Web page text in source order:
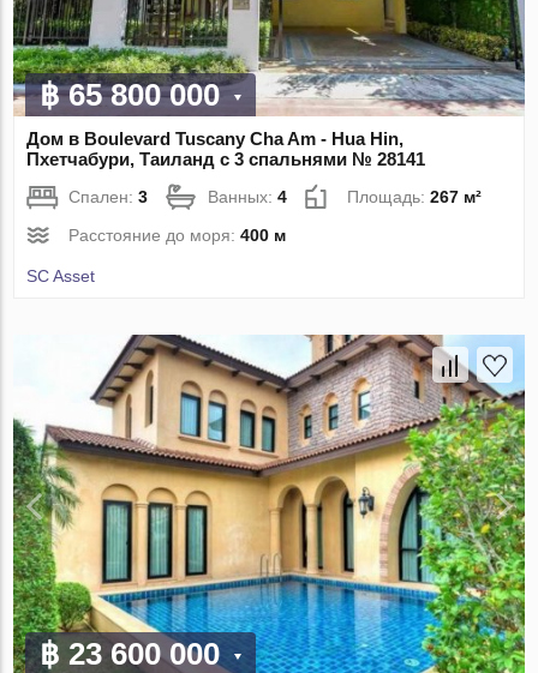
฿ 65 800 000
Дом в Boulevard Tuscany Cha Am - Hua Hin,
Пхетчабури, Таиланд с 3 спальнями № 28141
Спален:3 Ванных:4 Площадь:267 м²
Расстояние до моря:400 м
SC Asset
฿ 23 600 000